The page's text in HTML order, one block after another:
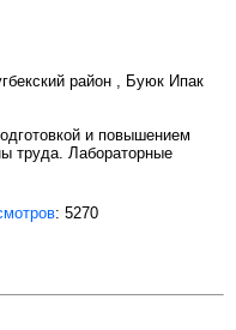
район , Буюк Ипак
и повышением
труда. Лабораторные
: 5270